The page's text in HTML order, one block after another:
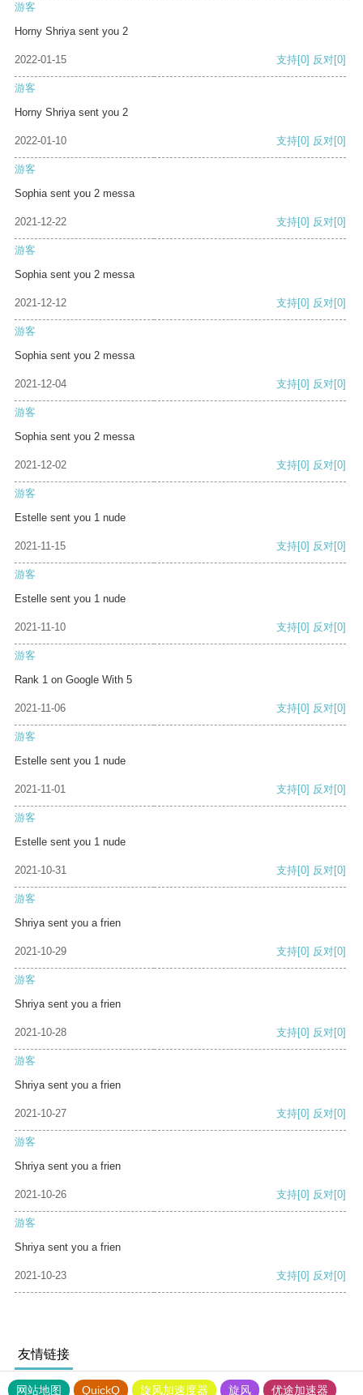
游客
Horny Shriya sent you 2
2022-01-15 支持[0] 反对[0]
游客
Horny Shriya sent you 2
2022-01-10 支持[0] 反对[0]
游客
Sophia sent you 2 messa
2021-12-22 支持[0] 反对[0]
游客
Sophia sent you 2 messa
2021-12-12 支持[0] 反对[0]
游客
Sophia sent you 2 messa
2021-12-04 支持[0] 反对[0]
游客
Sophia sent you 2 messa
2021-12-02 支持[0] 反对[0]
游客
Estelle sent you 1 nude
2021-11-15 支持[0] 反对[0]
游客
Estelle sent you 1 nude
2021-11-10 支持[0] 反对[0]
游客
Rank 1 on Google With 5
2021-11-06 支持[0] 反对[0]
游客
Estelle sent you 1 nude
2021-11-01 支持[0] 反对[0]
游客
Estelle sent you 1 nude
2021-10-31 支持[0] 反对[0]
游客
Shriya sent you a frien
2021-10-29 支持[0] 反对[0]
游客
Shriya sent you a frien
2021-10-28 支持[0] 反对[0]
游客
Shriya sent you a frien
2021-10-27 支持[0] 反对[0]
游客
Shriya sent you a frien
2021-10-26 支持[0] 反对[0]
游客
Shriya sent you a frien
2021-10-23 支持[0] 反对[0]
友情链接
网站地图 QuickQ 旋风加速度器 旋风 优途加速器